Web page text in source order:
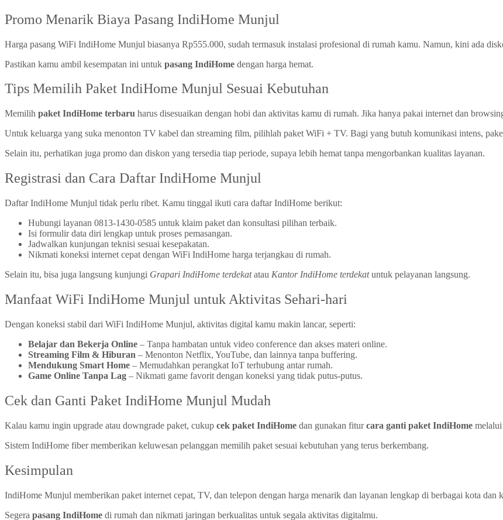
Promo Menarik Biaya Pasang IndiHome Munjul
Harga pasang WiFi IndiHome Munjul biasanya Rp555.000, sudah termasuk instalasi profesional di rumah kamu. Namun, kini ada
Pastikan kamu ambil kesempatan ini untuk pasang IndiHome dengan harga hemat.
Tips Memilih Paket IndiHome Munjul Sesuai Kebutuhan
Memilih paket IndiHome terbaru harus disesuaikan dengan hobi dan aktivitas kamu di rumah. Jika hanya pakai internet dan
Untuk keluarga yang suka menonton TV kabel dan streaming film, pilihlah paket WiFi + TV. Bagi yang butuh komunikasi intens,
Selain itu, perhatikan juga promo dan diskon yang tersedia tiap periode, supaya lebih hemat tanpa mengorbankan kualitas layanan.
Registrasi dan Cara Daftar IndiHome Munjul
Daftar IndiHome Munjul tidak perlu ribet. Kamu tinggal ikuti cara daftar IndiHome berikut:
Hubungi layanan 0813-1430-0585 untuk klaim paket dan konsultasi pilihan terbaik.
Isi formulir data diri lengkap untuk proses pemasangan.
Jadwalkan kunjungan teknisi sesuai kesepakatan.
Nikmati koneksi internet cepat dengan WiFi IndiHome harga terjangkau di rumah.
Selain itu, bisa juga langsung kunjungi Grapari IndiHome terdekatatau Kantor IndiHome terdekatuntuk pelayanan langsung.
Manfaat WiFi IndiHome Munjul untuk Aktivitas Sehari-hari
Dengan koneksi stabil dari WiFi IndiHome Munjul, aktivitas digital kamu makin lancar, seperti:
Belajar dan Bekerja Online – Tanpa hambatan untuk video conference dan akses materi online.
Streaming Film & Hiburan – Menonton Netflix, YouTube, dan lainnya tanpa buffering.
Mendukung Smart Home – Memudahkan perangkat IoT terhubung antar rumah.
Game Online Tanpa Lag – Nikmati game favorit dengan koneksi yang tidak putus-putus.
Cek dan Ganti Paket IndiHome Munjul Mudah
Kalau kamu ingin upgrade atau downgrade paket, cukup cek paket IndiHome dan gunakan fiturcara ganti paket IndiHome
Sistem IndiHome fiber memberikan keluwesan pelanggan memilih paket sesuai kebutuhan yang terus berkembang.
Kesimpulan
IndiHome Munjul memberikan paket internet cepat, TV, dan telepon dengan harga menarik dan layanan lengkap di berbagai kota dan
Segera pasang IndiHome di rumah dan nikmati jaringan berkualitas untuk segala aktivitas digitalmu.